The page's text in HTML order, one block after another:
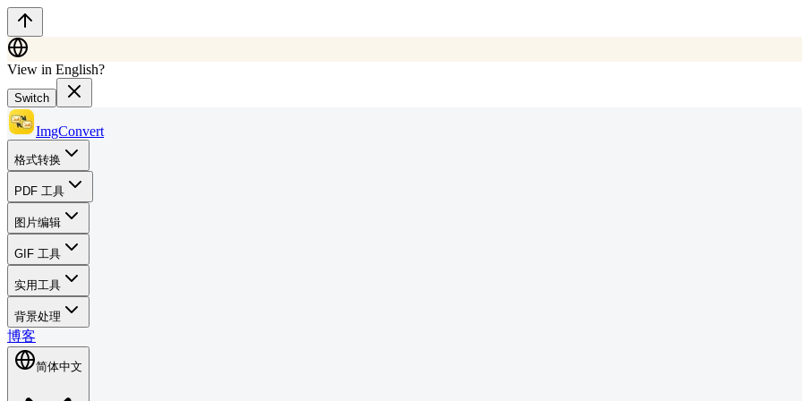
View in English?
Switch
ImgConvert
格式转换
PDF 工具
图片编辑
GIF 工具
实用工具
背景处理
博客
简体中文